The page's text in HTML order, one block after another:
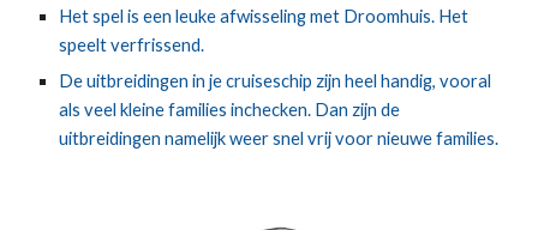
Het spel is een leuke afwisseling met Droomhuis. Het
speelt verfrissend.
De uitbreidingen in je cruiseschip zijn heel handig, vooral
als veel kleine families inchecken. Dan zijn de
uitbreidingen namelijk weer snel vrij voor nieuwe families.